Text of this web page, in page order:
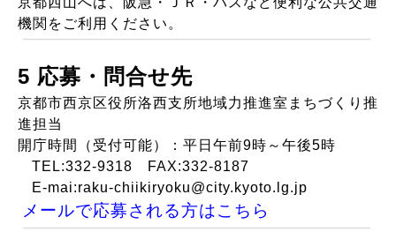
機関をご利用ください。
5 応募・問合せ先
京都市西京区役所洛西支所地域力推進室まちづくり推
進担当
開庁時間（受付可能）：平日午前9時～午後5時
TEL:332-9318
FAX:332-8187
E-mai:raku-chiikiryoku@city.kyoto.lg.jp
メールで応募される方はこちら